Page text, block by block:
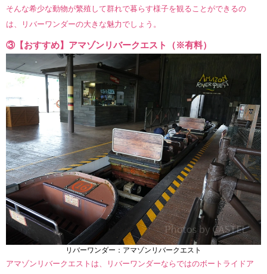
そんな希少な動物が繁殖して群れで暮らす様子を観ることができるの
は、リバーワンダーの大きな魅力でしょう。
③【おすすめ】アマゾンリバークエスト（※有料）
リバーワンダー：アマゾンリバークエスト
アマゾンリバークエストは、リバーワンダーならではのボートライドア